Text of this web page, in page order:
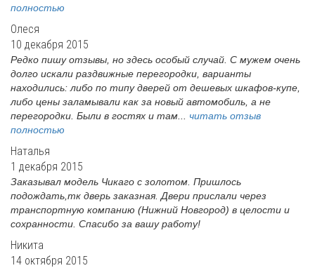
полностью
Олеся
10 декабря 2015
Редко пишу отзывы, но здесь особый случай. С мужем очень
долго искали раздвижные перегородки, варианты
находились: либо по типу дверей от дешевых шкафов-купе,
либо цены заламывали как за новый автомобиль, а не
перегородки. Были в гостях и там... читать отзыв
полностью
Наталья
1 декабря 2015
Заказывал модель Чикаго с золотом. Пришлось
подождать,тк дверь заказная. Двери прислали через
транспортную компанию (Нижний Новгород) в целости и
сохранности. Спасибо за вашу работу!
Никита
14 октября 2015